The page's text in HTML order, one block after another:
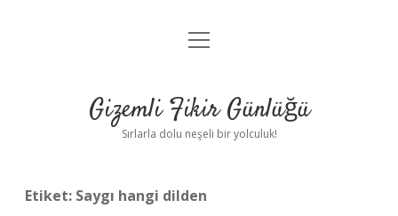
Anasayfa
Yasal Uyarı
menüyü
Gizemli Fikir Günlüğü
Sırlarla dolu neşeli bir yolculuk!
Etiket: Saygı hangi dilden